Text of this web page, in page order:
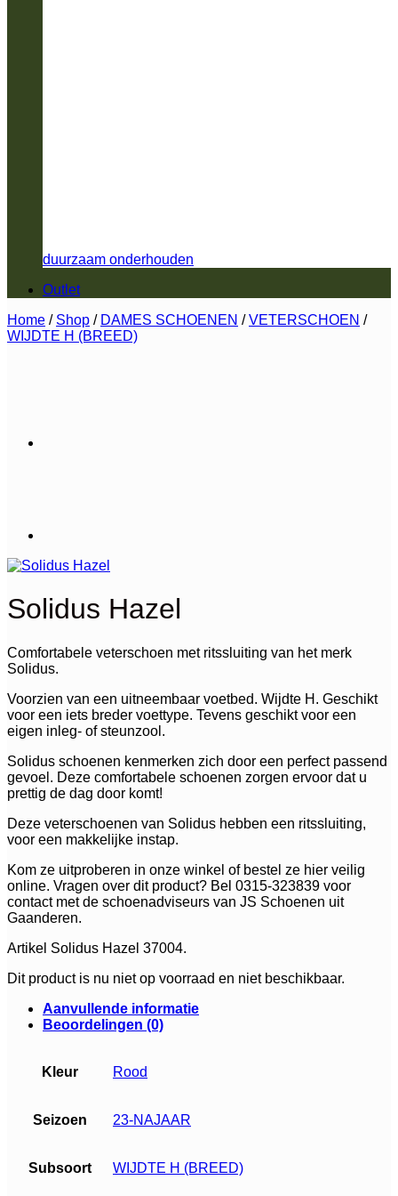
duurzaam onderhouden
Outlet
Home / Shop / DAMES SCHOENEN / VETERSCHOEN /
WIJDTE H (BREED)
Solidus Hazel
Comfortabele veterschoen met ritssluiting van het merk
Solidus.
Voorzien van een uitneembaar voetbed. Wijdte H. Geschikt
voor een iets breder voettype. Tevens geschikt voor een
eigen inleg- of steunzool.
Solidus schoenen kenmerken zich door een perfect passend
gevoel. Deze comfortabele schoenen zorgen ervoor dat u
prettig de dag door komt!
Deze veterschoenen van Solidus hebben een ritssluiting,
voor een makkelijke instap.
Kom ze uitproberen in onze winkel of bestel ze hier veilig
online. Vragen over dit product? Bel 0315-323839 voor
contact met de schoenadviseurs van JS Schoenen uit
Gaanderen.
Artikel Solidus Hazel 37004.
Dit product is nu niet op voorraad en niet beschikbaar.
Aanvullende informatie
Beoordelingen (0)
Kleur Rood
Seizoen 23-NAJAAR
Subsoort WIJDTE H (BREED)